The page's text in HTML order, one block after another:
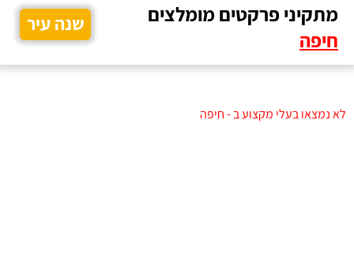
מתקיני פרקטים מומלצים
חיפה
שנה עיר
לא נמצאו בעלי מקצוע ב - חיפה